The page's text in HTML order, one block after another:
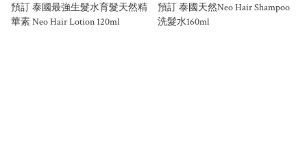
預訂 泰國最強生髮水育髮天然精
華素 Neo Hair Lotion 120ml
預訂 泰國天然Neo Hair Shampoo
洗髮水160ml